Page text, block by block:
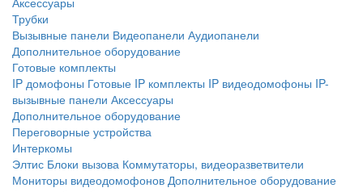
Трубки
Вызывные панели Видеопанели Аудиопанели
Дополнительное оборудование
Готовые комплекты
IP домофоны Готовые IP комплекты IP видеодомофоны IP-
вызывные панели Аксессуары
Дополнительное оборудование
Переговорные устройства
Интеркомы
Элтис Блоки вызова Коммутаторы, видеоразветвители
Мониторы видеодомофонов Дополнительное оборудование